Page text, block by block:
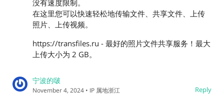
没有速度限制。
在这里您可以快速轻松地传输文件、共享文件、上传
照片、上传视频。
https://transfiles.ru - 最好的照片文件共享服务！最大
上传大小为 2 GB。
宁波的啵
Reply
November 4, 2024 • IP 属地浙江